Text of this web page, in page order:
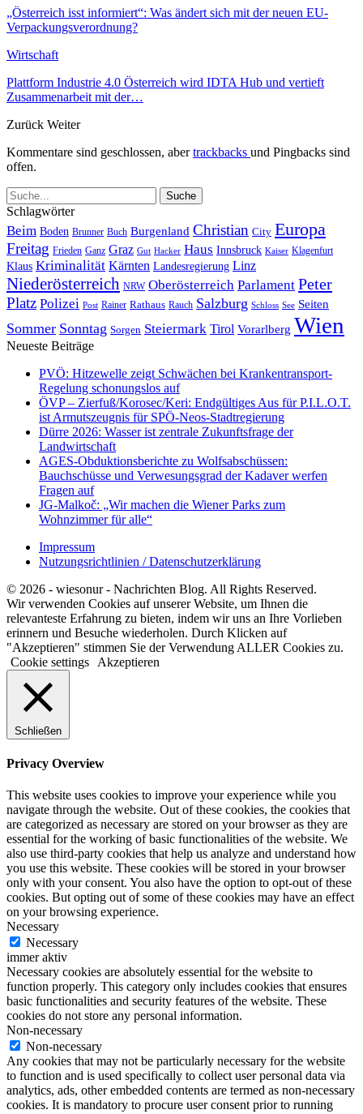
„Österreich isst informiert“: Was ändert sich mit der neuen EU-
Verpackungsverordnung?
Wirtschaft
Plattform Industrie 4.0 Österreich wird IDTA Hub und vertieft
Zusammenarbeit mit der…
Zurück Weiter
Kommentare sind geschlossen, abertrackbacks und Pingbacks sind
offen.
Schlagwörter
Beim Boden Brunner Buch Burgenland Christian City Europa
Freitag Frieden Ganz Graz Gut Hacker Haus Innsbruck Kaiser Klagenfurt
Klaus Kriminalität Kärnten Landesregierung Linz
Niederösterreich NRW Oberösterreich Parlament Peter
Platz Polizei Post Rainer Rathaus Rauch Salzburg Schloss See Seiten
Sommer Sonntag Sorgen Steiermark Tirol Vorarlberg Wien
Neueste Beiträge
PVÖ: Hitzewelle zeigt Schwächen bei Krankentransport-
Regelung schonungslos auf
ÖVP – Zierfuß/Korosec/Keri: Endgültiges Aus für P.I.L.O.T.
ist Armutszeugnis für SPÖ-Neos-Stadtregierung
Dürre 2026: Wasser ist zentrale Zukunftsfrage der
Landwirtschaft
AGES-Obduktionsberichte zu Wolfsabschüssen:
Bauchschüsse und Verwesungsgrad der Kadaver werfen
Fragen auf
JG-Malkoč: „Wir machen die Wiener Parks zum
Wohnzimmer für alle“
Impressum
Nutzungsrichtlinien / Datenschutzerklärung
© 2026 - wiesonur - Nachrichten Blog. All Rights Reserved.
Wir verwenden Cookies auf unserer Website, um Ihnen die
relevanteste Erfahrung zu bieten, indem wir uns an Ihre Vorlieben
erinnern und Besuche wiederholen. Durch Klicken auf
"Akzeptieren" stimmen Sie der Verwendung ALLER Cookies zu.
Cookie settings
Akzeptieren
Schließen
Privacy Overview
This website uses cookies to improve your experience while you
navigate through the website. Out of these cookies, the cookies that
are categorized as necessary are stored on your browser as they are
essential for the working of basic functionalities of the website. We
also use third-party cookies that help us analyze and understand how
you use this website. These cookies will be stored in your browser
only with your consent. You also have the option to opt-out of these
cookies. But opting out of some of these cookies may have an effect
on your browsing experience.
Necessary
Necessary
immer aktiv
Necessary cookies are absolutely essential for the website to
function properly. This category only includes cookies that ensures
basic functionalities and security features of the website. These
cookies do not store any personal information.
Non-necessary
Non-necessary
Any cookies that may not be particularly necessary for the website
to function and is used specifically to collect user personal data via
analytics, ads, other embedded contents are termed as non-necessary
cookies. It is mandatory to procure user consent prior to running